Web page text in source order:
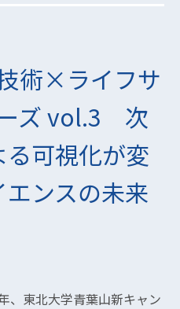
術×ライフサ
ズ vol.3 次
可視化が変
ンスの未来
、東北大学青葉山新キャン